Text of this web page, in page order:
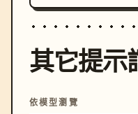
其它提示
依模型瀏覽